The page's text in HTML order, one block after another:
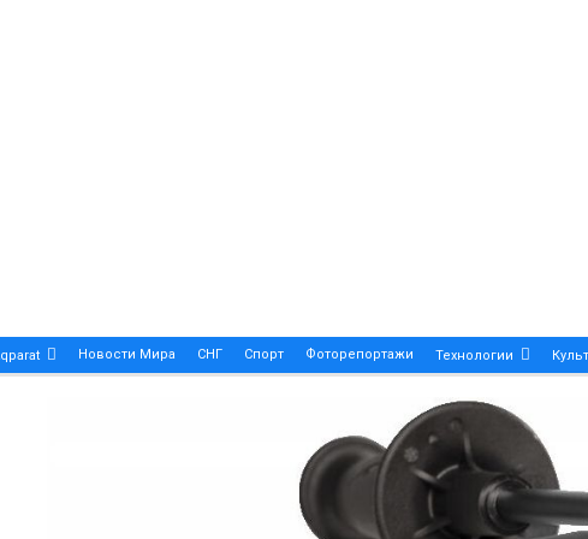
Новости Мира СНГ Спорт Фоторепортажи Технологии
Patek Philippe Calatrava DATE – A True Symbol Of Elegance